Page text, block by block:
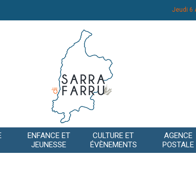
Jeudi 6
ENFANCE ET
JEUNESSE
CULTURE ET
ÉVÈNEMENTS
AGENCE
POSTALE